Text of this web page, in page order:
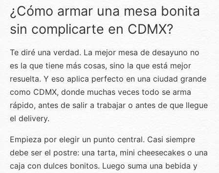
¿Cómo armar una mesa bonita
sin complicarte en CDMX?
Te diré una verdad. La mejor mesa de desayuno no
es la que tiene más cosas, sino la que está mejor
resuelta. Y eso aplica perfecto en una ciudad grande
como CDMX, donde muchas veces todo se arma
rápido, antes de salir a trabajar o antes de que llegue
el delivery.
Empieza por elegir un punto central. Casi siempre
debe ser el postre: una tarta, mini cheesecakes o una
caja con dulces bonitos. Luego suma una bebida y